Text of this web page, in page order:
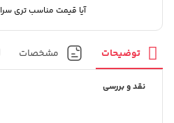
آیا قیمت مناسب تری
توضیحات مشخصات
نقد و بررسی